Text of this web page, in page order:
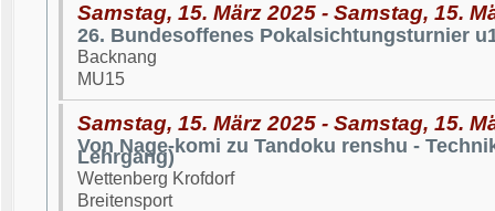
Samstag, 15. März 2025 - Samstag, 15.
26. Bundesoffenes Pokalsichtungsturnier
Backnang
MU15
Samstag, 15. März 2025 - Samstag, 15.
Von Nage-komi zu Tandoku renshu -
Lehrgang)
Wettenberg Krofdorf
Breitensport